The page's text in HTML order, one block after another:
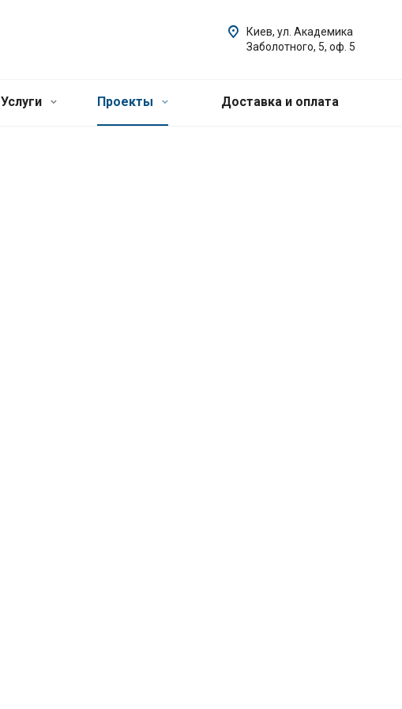
Киев, ул. Академика
Заболотного, 5, оф. 5
Услуги Проекты Доставка и оплата